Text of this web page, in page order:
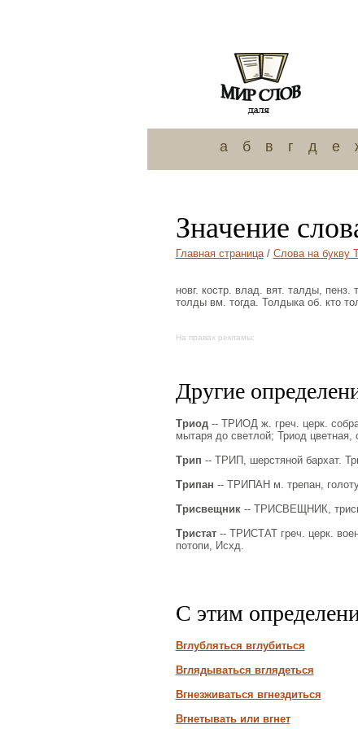
а б в г д е
Значение
Главная страница/ Слова на букву
новг. костр. влад. вят. талды,
толды вм. тогда. Толдыка об. кто
На правах рекламы:
Другие
Триод-- ТРИОД ж. греч. церк.
мытаря до светлой; Триод
Трип -- ТРИП, шерстяной бархат.
Трипан -- ТРИПАН м. трепан,
Трисвещник-- ТРИСВЕЩНИК,
Тристат-- ТРИСТАТ греч. церк.
потопи, Исхд.
С этим
Вглубляться вглубиться
Вглядываться вглядеться
Вгнезживаться вгнездиться
Вгнетывать или вгнет